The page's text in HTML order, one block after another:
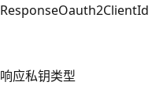
ResponseOauth2ClientId
响应私钥类型